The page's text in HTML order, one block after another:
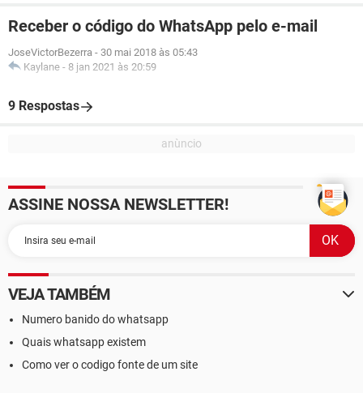
Receber o código do WhatsApp pelo e-mail
JoseVictorBezerra - 30 mai 2018 às 05:43
Kaylane - 8 jan 2021 às 20:59
9 Respostas
ASSINE NOSSA NEWSLETTER!
VEJA TAMBÉM
Numero banido do whatsapp
Quais whatsapp existem
Como ver o codigo fonte de um site